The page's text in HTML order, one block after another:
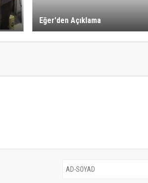
Eğer'den Açıklama